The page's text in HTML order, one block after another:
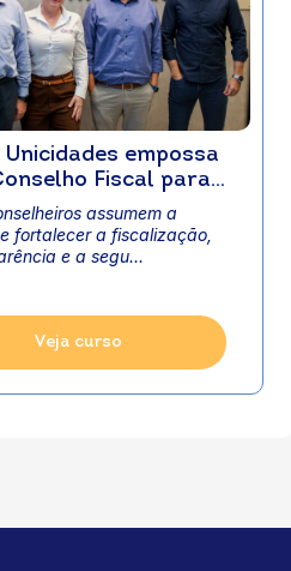
Unicidades empossa
Fiscal para
2026–2029
assumem a
fortalecer a fiscalização,
e a segu...
Veja curso